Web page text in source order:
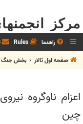
مرکز
راهنما Rules
صفحه اول تالار
بخش جنگ
اعزام ناوگروه
چین